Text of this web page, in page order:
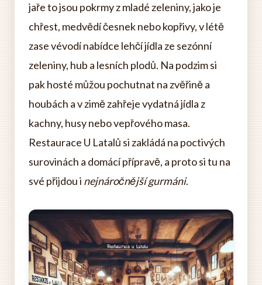
jaře to jsou pokrmy z mladé zeleniny, jako je
chřest, medvědí česnek nebo kopřivy, v létě
zase vévodí nabídce lehčí jídla ze sezónní
zeleniny, hub a lesních plodů. Na podzim si
pak hosté můžou pochutnat na zvěřině a
houbách a v zimě zahřeje vydatná jídla z
kachny, husy nebo vepřového masa.
Restaurace U Latalů si zakládá na poctivých
surovinách a domácí přípravě, a proto si tu na
své přijdou i nejnáročnější gurmáni.